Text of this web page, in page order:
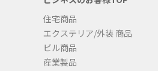
住宅商品
エクステリア/外装 商品
ビル商品
産業製品